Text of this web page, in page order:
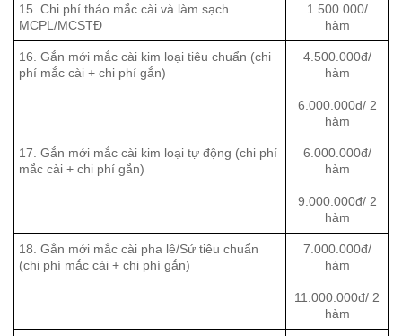
15. Chi phí tháo mắc cài và làm sạch
MCPL/MCSTĐ
1.500.000/
hàm
16. Gắn mới mắc cài kim loại tiêu chuẩn (chi
phí mắc cài + chi phí gắn)
4.500.000đ/
hàm
6.000.000đ/ 2
hàm
17. Gắn mới mắc cài kim loại tự động (chi phí
mắc cài + chi phí gắn)
6.000.000đ/
hàm
9.000.000đ/ 2
hàm
18. Gắn mới mắc cài pha lê/Sứ tiêu chuẩn
(chi phí mắc cài + chi phí gắn)
7.000.000đ/
hàm
11.000.000đ/ 2
hàm